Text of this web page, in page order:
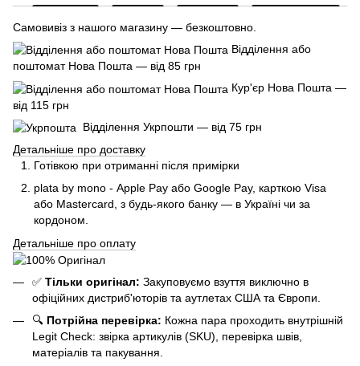
Самовивіз з нашого магазину — безкоштовно.
Відділення або
поштомат Нова Пошта — від 85 грн
Кур'єр Нова Пошта —
від 115 грн
Відділення Укрпошти — від 75 грн
Детальніше про доставку
Готівкою при отриманні після примірки
plata by mono - Apple Pay або Google Pay, карткою Visa
або Mastercard, з будь-якого банку — в Україні чи за
кордоном.
Детальніше про оплату
✅ Тільки оригінал: Закуповуємо взуття виключно в
офіційних дистриб'юторів та аутлетах США та Європи.
🔍 Потрійна перевірка: Кожна пара проходить внутрішній
Legit Check: звірка артикулів (SKU), перевірка швів,
матеріалів та пакування.